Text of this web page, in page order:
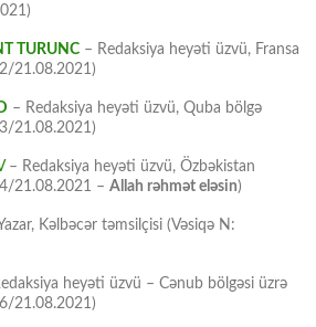
TURUNC – Redaksiya heyəti üzvü, Fransa
21.08.2021)
– Redaksiya heyəti üzvü, Quba bölgə
21.08.2021)
– Redaksiya heyəti üzvü, Özbəkistan
21.08.2021 – Allah rəhmət eləsin)
Kəlbəcər təmsilçisi (Vəsiqə N:
heyəti üzvü – Cənub bölgəsi üzrə
21.08.2021)